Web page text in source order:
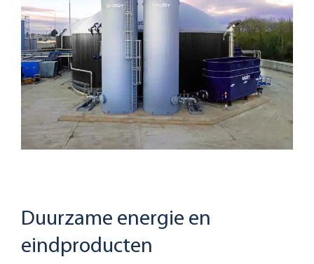
Duurzame energie en
eindproducten